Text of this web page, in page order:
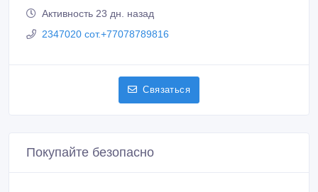
Активность 23 дн. назад
2347020 сот.+77078789816
Связаться
Покупайте безопасно